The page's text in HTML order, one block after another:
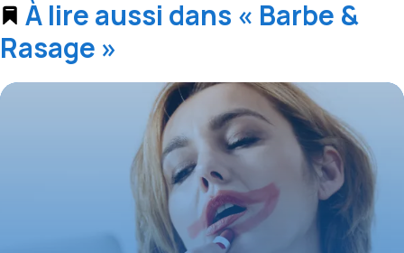
À lire aussi dans « Barbe &
Rasage »